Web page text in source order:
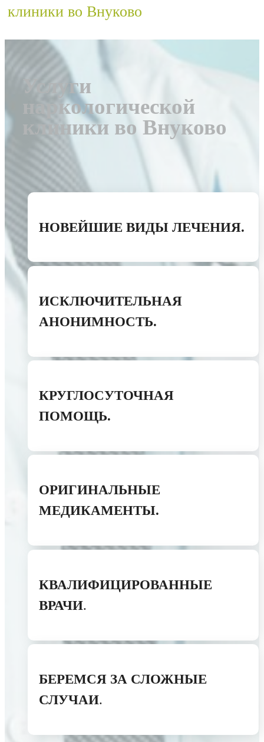
клиники во Внуково
Услуги
наркологической
клиники во Внуково
НОВЕЙШИЕ ВИДЫ ЛЕЧЕНИЯ.
ИСКЛЮЧИТЕЛЬНАЯ
АНОНИМНОСТЬ.
КРУГЛОСУТОЧНАЯ
ПОМОЩЬ.
ОРИГИНАЛЬНЫЕ
МЕДИКАМЕНТЫ.
КВАЛИФИЦИРОВАННЫЕ
ВРАЧИ.
БЕРЕМСЯ ЗА СЛОЖНЫЕ
СЛУЧАИ.